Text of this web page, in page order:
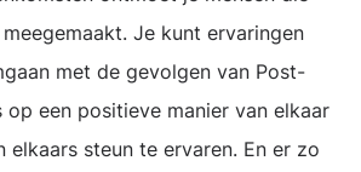
Je kunt ervaringen
met de gevolgen van Post-
een positieve manier van elkaar
elkaars steun te ervaren. En er zo